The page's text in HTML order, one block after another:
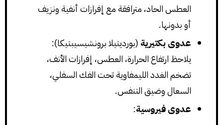
العطس الحاد، مترافقة مع إفرازات أنفية ونزيف
أو بدونها.
عدوى بكتيرية (بورديتيلا برونشيسيبتيكا):
يلاحظ ارتفاع الحرارة، العطس، إفرازات الأنف،
تضخم الغدد الليمفاوية تحت الفك السفلي،
السعال وضيق التنفس.
عدوى فيروسية: